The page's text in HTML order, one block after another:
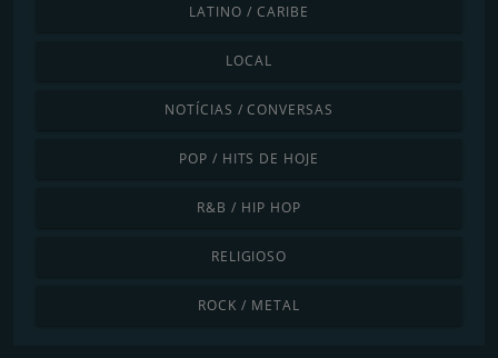
LATINO / CARIBE
LOCAL
NOTÍCIAS / CONVERSAS
POP / HITS DE HOJE
R&B / HIP HOP
RELIGIOSO
ROCK / METAL